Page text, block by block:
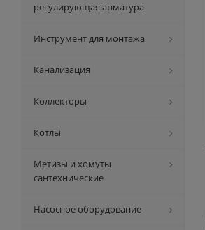
регулирующая арматура
Инструмент для монтажа
Канализация
Коллекторы
Котлы
Метизы и хомуты
сантехнические
Насосное оборудование